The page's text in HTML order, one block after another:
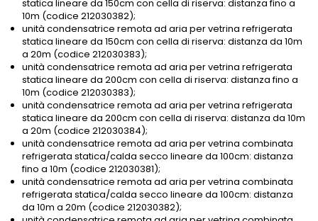
statica lineare da 150cm con cella di riserva: distanza fino a
10m (codice 212030382);
unità condensatrice remota ad aria per vetrina refrigerata
statica lineare da 150cm con cella di riserva: distanza da 10m
a 20m (codice 212030383);
unità condensatrice remota ad aria per vetrina refrigerata
statica lineare da 200cm con cella di riserva: distanza fino a
10m (codice 212030383);
unità condensatrice remota ad aria per vetrina refrigerata
statica lineare da 200cm con cella di riserva: distanza da 10m
a 20m (codice 212030384);
unità condensatrice remota ad aria per vetrina combinata
refrigerata statica/calda secco lineare da 100cm: distanza
fino a 10m (codice 212030381);
unità condensatrice remota ad aria per vetrina combinata
refrigerata statica/calda secco lineare da 100cm: distanza
da 10m a 20m (codice 212030382);